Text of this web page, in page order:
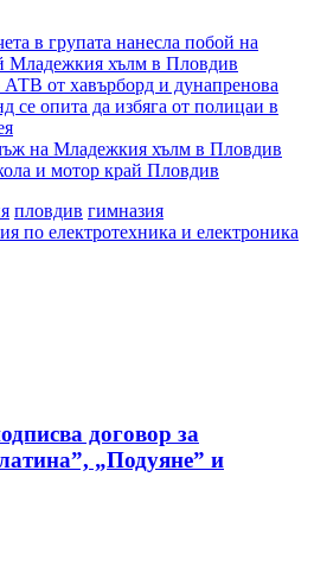
в групата нанесла побой на
Младежкия хълм в Пловдив
от хавърборд и дунапренова
се опита да избяга от полицаи в
на Младежкия хълм в Пловдив
и мотор край Пловдив
пловдив гимназия
по електротехника и електроника
договор за
„Подуяне” и